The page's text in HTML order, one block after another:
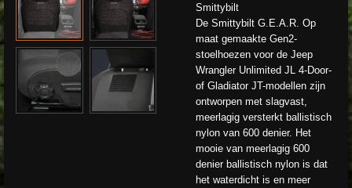
Smittybilt
De Smittybilt G.E.A.R. Op
maat gemaakte Gen2-
stoelhoezen voor de Jeep
Wrangler Unlimited JL 4-Door-
of Gladiator JT-modellen zijn
ontworpen met slagvast,
meerlagig versterkt ballistisch
nylon van 600 denier. Het
mooie van meerlagig 600
denier ballistisch nylon is dat
het waterdicht is en meer